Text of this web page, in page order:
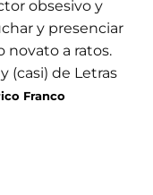
obsesivo y
y presenciar
novato a ratos.
(casi) de Letras
Franco